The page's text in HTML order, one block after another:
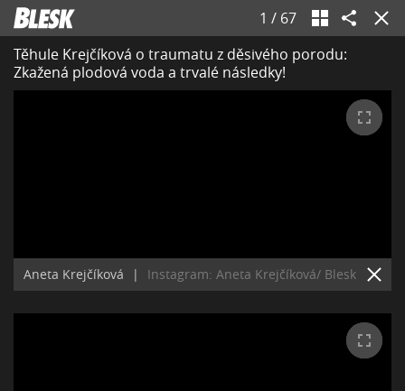
1 / 67
Těhule Krejčíková o traumatu z děsivého porodu:
Zkažená plodová voda a trvalé následky!
Aneta Krejčíková | Instagram: Aneta Krejčíková/ Blesk